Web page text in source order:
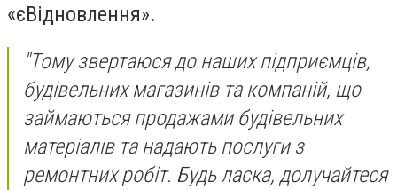
«єВідновлення».
"Тому звертаюся до наших підприємців,
будівельних магазинів та компаній, що
займаються продажами будівельних
матеріалів та надають послуги з
ремонтних робіт. Будь ласка, долучайтеся